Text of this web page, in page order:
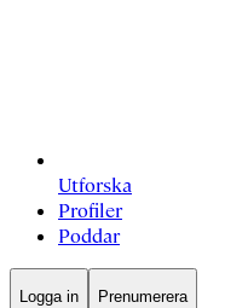
Utforska
Profiler
Poddar
Logga in Prenumerera